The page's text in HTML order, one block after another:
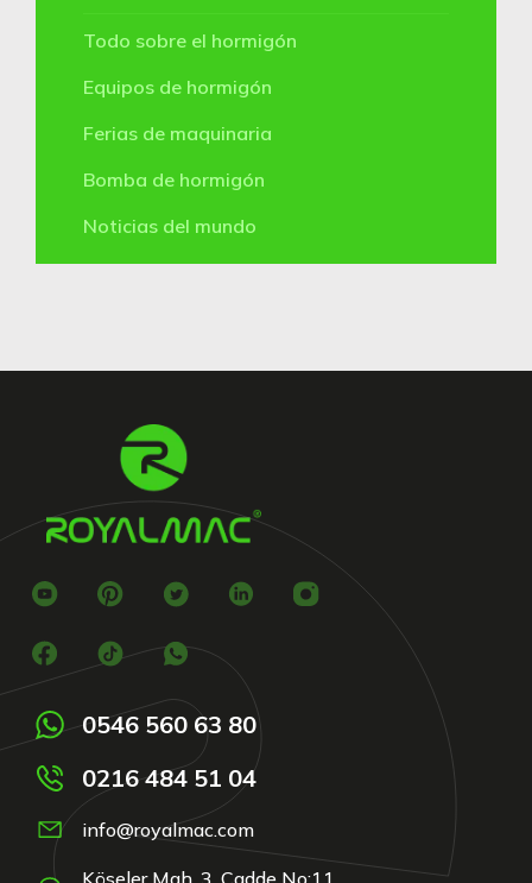
Todo sobre el hormigón
Equipos de hormigón
Ferias de maquinaria
Bomba de hormigón
Noticias del mundo
0546 560 63 80
0216 484 51 04
info@royalmac.com
Köseler Mah. 3. Cadde No:11